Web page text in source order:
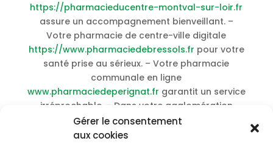
Gérer le consentement
aux cookies
https://pharmacieducentre-montval-sur-loir.fr
assure un accompagnement bienveillant. –
Votre pharmacie de centre-ville digitale
https://www.pharmaciedebressols.fr pour votre
santé prise au sérieux. – Votre pharmacie
communale en ligne
www.pharmaciedeperignat.fr garantit un service
irréprochable. – Dans votre agglomération
centre-commercial-champdeniers
rapidité et efficacité. – Livré en ville sous 48h